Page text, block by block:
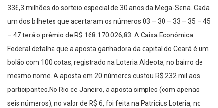
336,3 milhões do sorteio especial de 30 anos da Mega-Sena. Cada
um dos bilhetes que acertaram os números 03 – 30 – 33 – 35 – 45
– 47 terá o prêmio de R$ 168.170.026,83. A Caixa Econômica
Federal detalha que a aposta ganhadora da capital do Ceará é um
bolão com 100 cotas, registrado na Loteria Aldeota, no bairro de
mesmo nome. A aposta em 20 números custou R$ 232 mil aos
participantes.No Rio de Janeiro, a aposta simples (com apenas
seis números), no valor de R$ 6, foi feita na Patricius Loteria, no